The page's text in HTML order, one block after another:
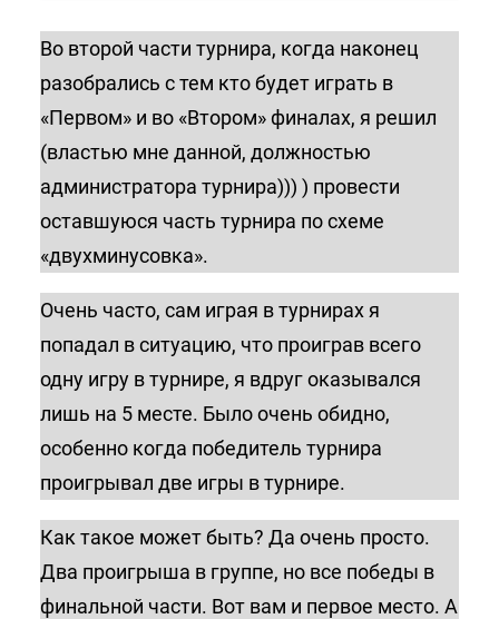
Во второй части турнира, когда наконец
разобрались с тем кто будет играть в
«Первом» и во «Втором» финалах, я решил
(властью мне данной, должностью
администратора турнира))) ) провести
оставшуюся часть турнира по схеме
«двухминусовка».
Очень часто, сам играя в турнирах я
попадал в ситуацию, что проиграв всего
одну игру в турнире, я вдруг оказывался
лишь на 5 месте. Было очень обидно,
особенно когда победитель турнира
проигрывал две игры в турнире.
Как такое может быть? Да очень просто.
Два проигрыша в группе, но все победы в
финальной части. Вот вам и первое место. А